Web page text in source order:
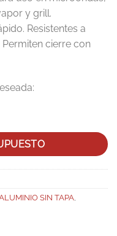
y grill.
Resistentes a
cierre con
SIN TAPA,